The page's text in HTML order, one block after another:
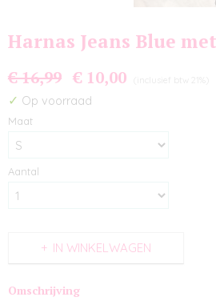
Harnas Jeans Blue
€ 16,99 € 10,00 (inclusief btw 21%)
✓ Op voorraad
Maat
Aantal
IN WINKELWAGEN
Omschrijving